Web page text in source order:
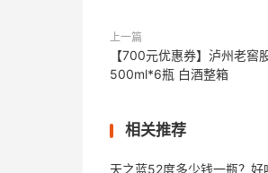
上一篇
【700元优惠券】泸州老窖
500ml*6瓶 白酒整箱
相关推荐
天之蓝52度多少钱一瓶？